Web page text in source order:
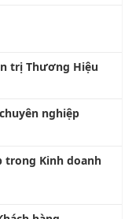
trị Thương Hiệu
nghiệp
trong Kinh doanh